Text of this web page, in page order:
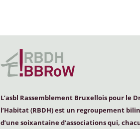
L’asbl Rassemblement Bruxellois pour le
l’Habitat (RBDH) est un regroupement
d’une soixantaine d’associations qui,